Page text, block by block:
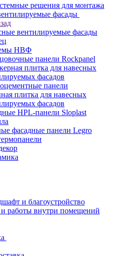
решения для монтажа
фасады
вентилируемые фасады
НВФ
панели Rockpanel
плитка для навесных
фасадов
панели
плитка для навесных
фасадов
HPL-панели Sloplast
фасадные панели Legro
и благоустройство
работы внутри помещений